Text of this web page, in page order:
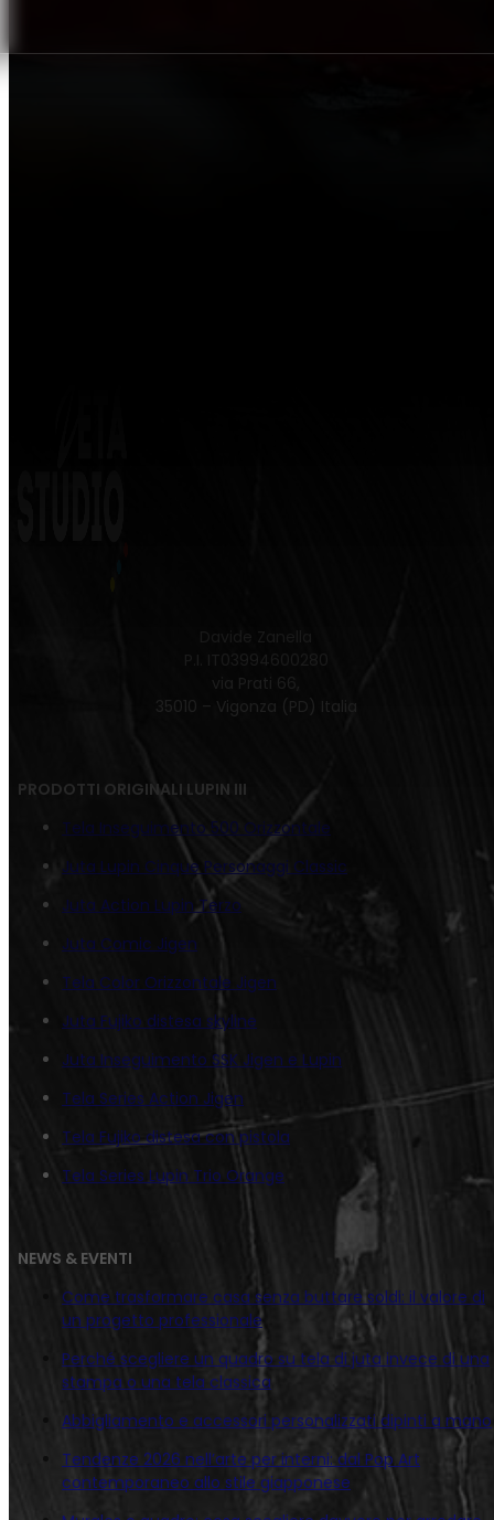
P.I. IT03994600280
via Prati 66,
35010 – Vigonza (PD) Italia
PRODOTTI ORIGINALI LUPIN III
Tela Inseguimento 500 Orizzontale
Juta Lupin Cinque Personaggi Classic
Juta Action Lupin Terzo
Juta Comic Jigen
Tela Color Orizzontale Jigen
Juta Fujiko distesa skyline
Juta Inseguimento SSK Jigen e Lupin
Tela Series Action Jigen
Tela Fujiko distesa con pistola
Tela Series Lupin Trio Orange
NEWS & EVENTI
Come trasformare casa senza buttare soldi: il valore di
un progetto professionale
Perché scegliere un quadro su tela di juta invece di una
stampa o una tela classica
Abbigliamento e accessori personalizzati dipinti a mano
Tendenze 2026 nell’arte per interni: dal Pop Art
contemporaneo allo stile giapponese